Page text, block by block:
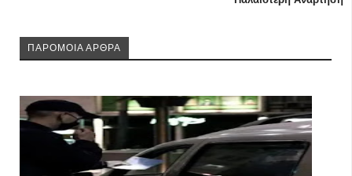
ΠΑΡΟΜΟΙΑ ΑΡΘΡΑ